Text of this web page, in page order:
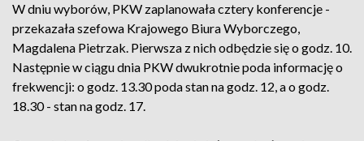
W dniu wyborów, PKW zaplanowała cztery konferencje -
przekazała szefowa Krajowego Biura Wyborczego,
Magdalena Pietrzak. Pierwsza z nich odbędzie się o godz. 10.
Następnie w ciągu dnia PKW dwukrotnie poda informację o
frekwencji: o godz. 13.30 poda stan na godz. 12, a o godz.
18.30 - stan na godz. 17.